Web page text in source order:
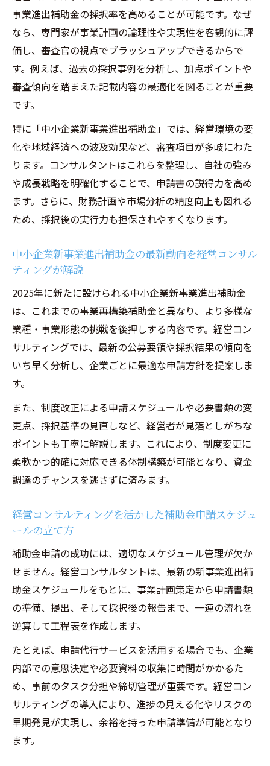
経営コンサルティング視点でみる補助金活
用戦略の立案法
新事業進出補助金の公募要領を経営コンサ
ルティングが読み解く
補助金スケジュールに合わせた成長計画の
補助金採択結果を経営コンサルティングで
分析し活用
経営コンサルティングが推奨する補助金活
用の成功事例
補助金活用におけるコンサルの真価を探る
経営コンサルティングが果たす補助金活用
ものづくり補助金コンサルと新事業進出補
経営コンサルティングならではの補助金申
請支援とは
中小企業新事業進出補助金申請代行のリス
クと適切な支援
適正な申請で経営コンサルティングの効果を高
める
経営コンサルティングを活かした正規の補
助金申請手順
コンサルティングで確認
経営コンサルティングによる申請書類作成
の実務ポイント
補助金申請で経営コンサルティングが重視
する法令遵守
経営コンサルティングが推奨する申請準備
の進め方
申請手続きの注意点と経営支援の最前線
経営コンサルティングが伝える補助金申請
手続きの基本
新事業進出補助金の電子申請を経営コンサ
ルティングでサポート
事業進出補助金の採択率を高めることが可能です。なぜ
なら、専門家が事業計画の論理性や実現性を客観的に評
価し、審査官の視点でブラッシュアップできるからで
す。例えば、過去の採択事例を分析し、加点ポイントや
審査傾向を踏まえた記載内容の最適化を図ることが重要
です。
特に「中小企業新事業進出補助金」では、経営環境の変
化や地域経済への波及効果など、審査項目が多岐にわた
ります。コンサルタントはこれらを整理し、自社の強み
や成長戦略を明確化することで、申請書の説得力を高め
ます。さらに、財務計画や市場分析の精度向上も図れる
ため、採択後の実行力も担保されやすくなります。
中小企業新事業進出補助金の最新動向を経営コンサル
ティングが解説
2025年に新たに設けられる中小企業新事業進出補助金
は、これまでの事業再構築補助金と異なり、より多様な
業種・事業形態の挑戦を後押しする内容です。経営コン
サルティングでは、最新の公募要領や採択結果の傾向を
いち早く分析し、企業ごとに最適な申請方針を提案しま
す。
また、制度改正による申請スケジュールや必要書類の変
更点、採択基準の見直しなど、経営者が見落としがちな
ポイントも丁寧に解説します。これにより、制度変更に
柔軟かつ的確に対応できる体制構築が可能となり、資金
調達のチャンスを逃さずに済みます。
経営コンサルティングを活かした補助金申請スケジュ
ールの立て方
補助金申請の成功には、適切なスケジュール管理が欠か
せません。経営コンサルタントは、最新の新事業進出補
助金スケジュールをもとに、事業計画策定から申請書類
の準備、提出、そして採択後の報告まで、一連の流れを
逆算して工程表を作成します。
たとえば、申請代行サービスを活用する場合でも、企業
内部での意思決定や必要資料の収集に時間がかかるた
め、事前のタスク分担や締切管理が重要です。経営コン
サルティングの導入により、進捗の見える化やリスクの
早期発見が実現し、余裕を持った申請準備が可能となり
ます。